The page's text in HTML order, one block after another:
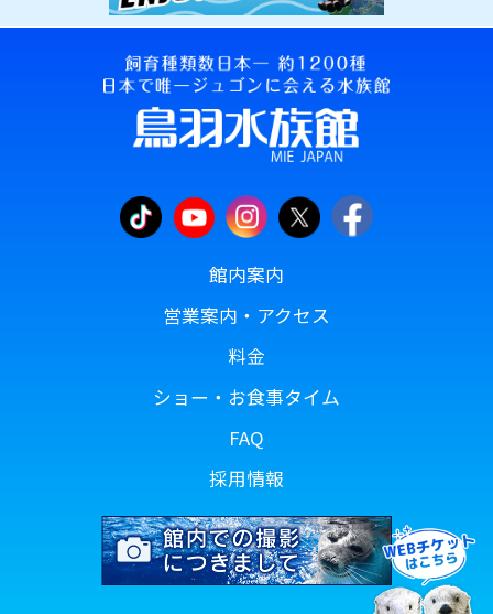
館内案内
営業案内・アクセス
料金
ショー・お食事タイム
FAQ
採用情報